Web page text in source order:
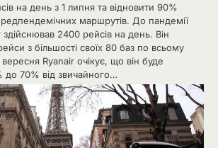
на день з 1 липня та відновити 90%
маршрутів. До пандемії
2400 рейсів на день. Він
з більшості своїх 80 баз по всьому
Ryanair очікує, що він буде
до 70% від звичайного…